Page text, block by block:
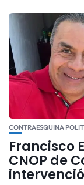
CONTRAESQUINA
Francisco
CNOP de